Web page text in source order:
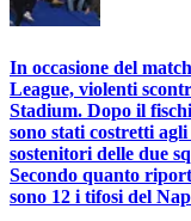
In occasione del
League, violenti
Stadium. Dopo il
sono stati costretti
sostenitori delle due
Secondo quanto
sono 12 i tifosi del